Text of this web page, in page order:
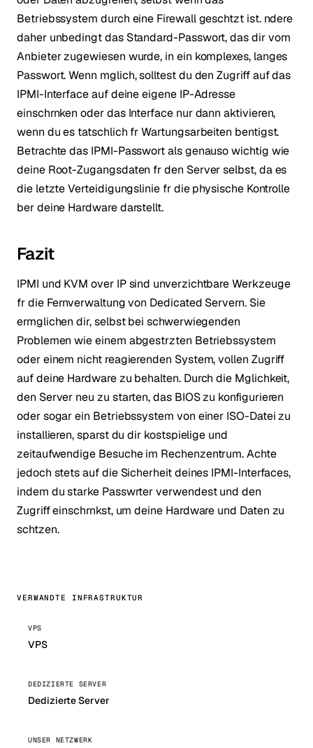
Betriebssystem durch eine Firewall geschtzt ist. ndere
daher unbedingt das Standard-Passwort, das dir vom
Anbieter zugewiesen wurde, in ein komplexes, langes
Passwort. Wenn mglich, solltest du den Zugriff auf das
IPMI-Interface auf deine eigene IP-Adresse
einschrnken oder das Interface nur dann aktivieren,
wenn du es tatschlich fr Wartungsarbeiten bentigst.
Betrachte das IPMI-Passwort als genauso wichtig wie
deine Root-Zugangsdaten fr den Server selbst, da es
die letzte Verteidigungslinie fr die physische Kontrolle
ber deine Hardware darstellt.
Fazit
IPMI und KVM over IP sind unverzichtbare Werkzeuge
fr die Fernverwaltung von Dedicated Servern. Sie
ermglichen dir, selbst bei schwerwiegenden
Problemen wie einem abgestrzten Betriebssystem
oder einem nicht reagierenden System, vollen Zugriff
auf deine Hardware zu behalten. Durch die Mglichkeit,
den Server neu zu starten, das BIOS zu konfigurieren
oder sogar ein Betriebssystem von einer ISO-Datei zu
installieren, sparst du dir kostspielige und
zeitaufwendige Besuche im Rechenzentrum. Achte
jedoch stets auf die Sicherheit deines IPMI-Interfaces,
indem du starke Passwrter verwendest und den
Zugriff einschrnkst, um deine Hardware und Daten zu
schtzen.
VERWANDTE INFRASTRUKTUR
VPS
VPS
DEDIZIERTE SERVER
Dedizierte Server
UNSER NETZWERK